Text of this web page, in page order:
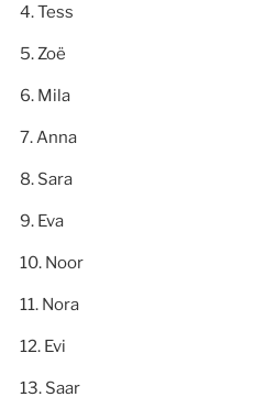
Tess
Zoë
Mila
Anna
Sara
Eva
Noor
Nora
Evi
Saar